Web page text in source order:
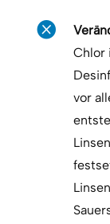

Chlor
vor